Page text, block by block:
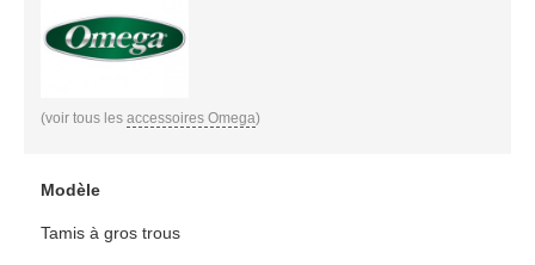
(voir tous les accessoires Omega)
Modèle
Tamis à gros trous